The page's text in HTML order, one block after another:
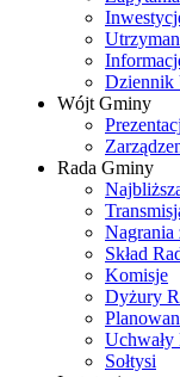
Dziennik
Wójt Gminy
Rada Gminy
Nagrania
Skład
Komisje
Dyżury
Sołtysi